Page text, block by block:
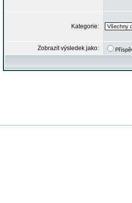
Kategorie:
Zobrazit výsledek jako: